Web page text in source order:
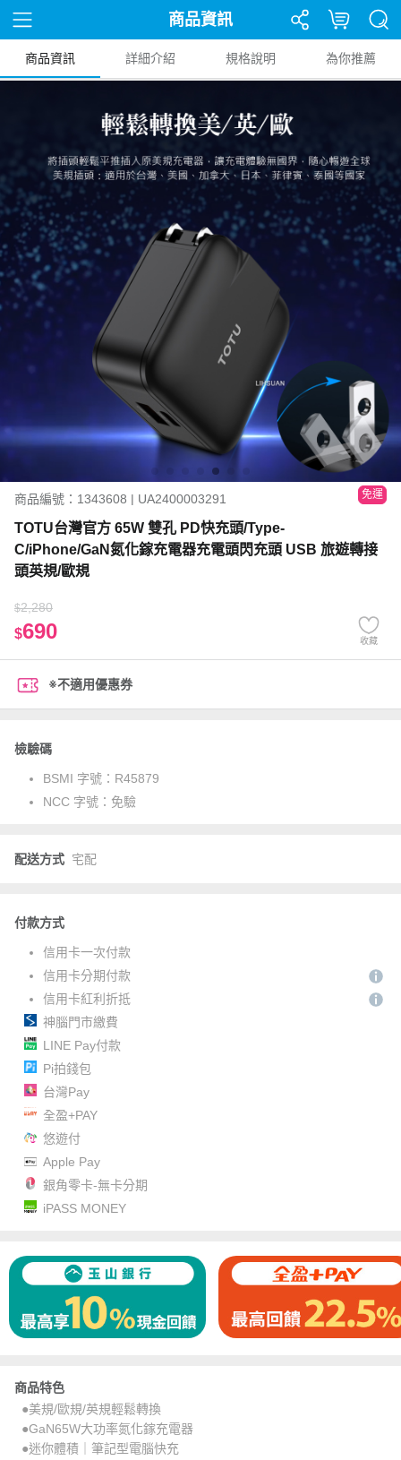
商品資訊
商品資訊 詳細介紹 規格說明 為你推薦
商品編號：1343608 | UA2400003291 免運
TOTU台灣官方 65W 雙孔 PD快充頭/Type-
C/iPhone/GaN氮化鎵充電器充電頭閃充頭 USB 旅遊轉接
頭英規/歐規
$2,280
$690 收藏
※不適用優惠券
檢驗碼
BSMI 字號： R45879
NCC 字號： 免驗
配送方式 宅配
付款方式
信用卡一次付款
信用卡分期付款
信用卡紅利折抵
神腦門市繳費
LINE Pay付款
Pi拍錢包
台灣Pay
全盈+PAY
悠遊付
Apple Pay
銀角零卡-無卡分期
iPASS MONEY
商品特色
●美規/歐規/英規輕鬆轉換
●GaN65W大功率氮化鎵充電器
●迷你體積｜筆記型電腦快充